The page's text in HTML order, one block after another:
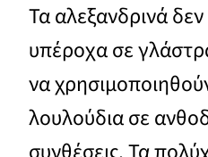
Τα αλεξανδρινά δεν
υπέροχα σε
να
λουλούδια σε